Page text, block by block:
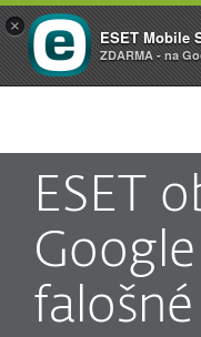
ESET
×
ESET Mobile
ZDARMA - na